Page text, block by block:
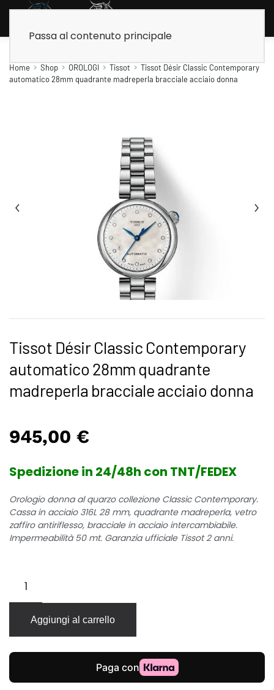
Passa al contenuto principale
Home Shop OROLOGI Tissot
Tissot Désir Classic Contemporary
automatico 28mm quadrante madreperla bracciale acciaio donna
Tissot Désir Classic Contemporary
automatico 28mm quadrante
madreperla bracciale acciaio donna
945,00 €
Spedizione in 24/48h con TNT/FEDEX
Orologio donna al quarzo collezione Classic Contemporary.
Cassa in acciaio 316L 28 mm, quadrante madreperla, vetro
zaffiro antiriflesso, bracciale in acciaio intercambiabile.
Impermeabilità 50 mt. Garanzia ufficiale Tissot 2 anni.
Désir
Classic
Contemporary
automatico
28mm
quadrante
bracciale
Aggiungi al carrello